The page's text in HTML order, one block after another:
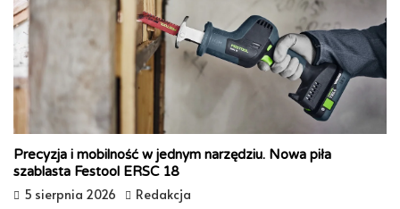
Precyzja i mobilność w jednym narzędziu. Nowa piła
szablasta Festool ERSC 18
5 sierpnia 2026 Redakcja